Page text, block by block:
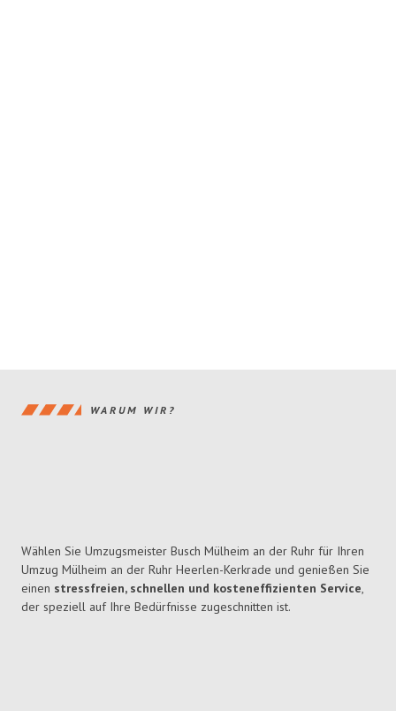
WARUM WIR?
Wählen Sie Umzugsmeister Busch Mülheim an der Ruhr für Ihren
Umzug Mülheim an der Ruhr Heerlen-Kerkrade und genießen Sie
einen stressfreien, schnellen und kosteneffizienten Service,
der speziell auf Ihre Bedürfnisse zugeschnitten ist.